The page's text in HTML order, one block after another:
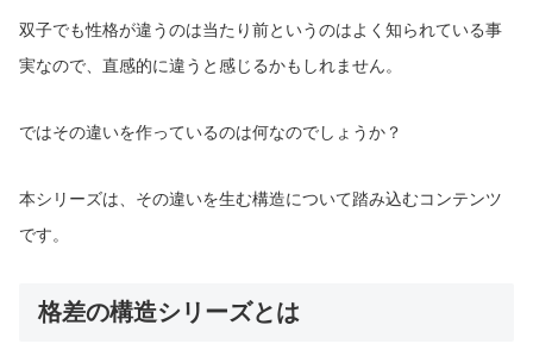
双子でも性格が違うのは当たり前というのはよく知られている事
実なので、直感的に違うと感じるかもしれません。
ではその違いを作っているのは何なのでしょうか？
本シリーズは、その違いを生む構造について踏み込むコンテンツ
です。
格差の構造シリーズとは